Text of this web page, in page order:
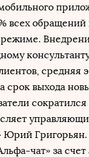
всех обращений
средняя
срок выхода
Юрий
чат» за счет